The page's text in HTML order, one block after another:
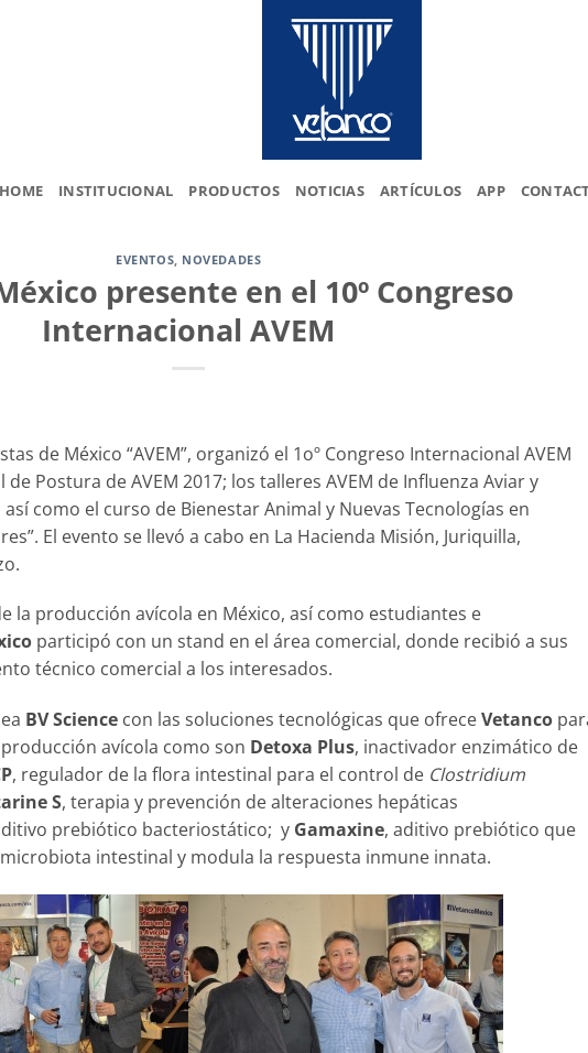
HOME INSTITUCIONAL PRODUCTOS NOTICIAS ARTÍCULOS APP
EVENTOS, NOVEDADES
presente en el 10º Congreso
Internacional AVEM
de México “AVEM”, organizó el 1oº Congreso Internacional AVEM
de Postura de AVEM 2017; los talleres AVEM de Influenza Aviar y
como el curso de Bienestar Animal y Nuevas Tecnologías en
El evento se llevó a cabo en La Hacienda Misión, Juriquilla,
la producción avícola en México, así como estudiantes e
participó con un stand en el área comercial, donde recibió a sus
técnico comercial a los interesados.
BV Science con las soluciones tecnológicas que ofreceVetanco
avícola como son Detoxa Plus, inactivador enzimático de
, regulador de la flora intestinal para el control de Clostridium
S, terapia y prevención de alteraciones hepáticas
prebiótico bacteriostático; y Gamaxine, aditivo prebiótico que
intestinal y modula la respuesta inmune innata.